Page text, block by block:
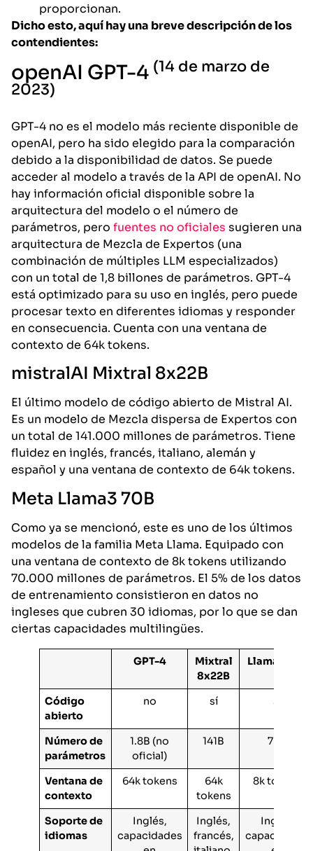
proporcionan.
Dicho esto, aquí hay una breve descripción de los
contendientes:
openAI GPT-4 (14 de marzo de
2023)
GPT-4 no es el modelo más reciente disponible de
openAI, pero ha sido elegido para la comparación
debido a la disponibilidad de datos. Se puede
acceder al modelo a través de la API de openAI. No
hay información oficial disponible sobre la
arquitectura del modelo o el número de
parámetros, pero fuentes no oficiales sugieren una
arquitectura de Mezcla de Expertos (una
combinación de múltiples LLM especializados)
con un total de 1,8 billones de parámetros. GPT-4
está optimizado para su uso en inglés, pero puede
procesar texto en diferentes idiomas y responder
en consecuencia. Cuenta con una ventana de
contexto de 64k tokens.
mistralAI Mixtral 8x22B
El último modelo de código abierto de Mistral AI.
Es un modelo de Mezcla dispersa de Expertos con
un total de 141.000 millones de parámetros. Tiene
fluidez en inglés, francés, italiano, alemán y
español y una ventana de contexto de 64k tokens.
Meta Llama3 70B
Como ya se mencionó, este es uno de los últimos
modelos de la familia Meta Llama. Equipado con
una ventana de contexto de 8k tokens utilizando
70.000 millones de parámetros. El 5% de los datos
de entrenamiento consistieron en datos no
ingleses que cubren 30 idiomas, por lo que se dan
ciertas capacidades multilingües.
GPT-4
Mixtral
8x22B
Llama3 70B
Código
abierto
no sí sí
Número de
parámetros
1.8B (no
oficial)
141B 70B
Ventana de
contexto
64k tokens
64k
tokens
8k tokens
Soporte de
idiomas
Inglés,
capacidades
Inglés,
francés,
Inglés,
capacidades